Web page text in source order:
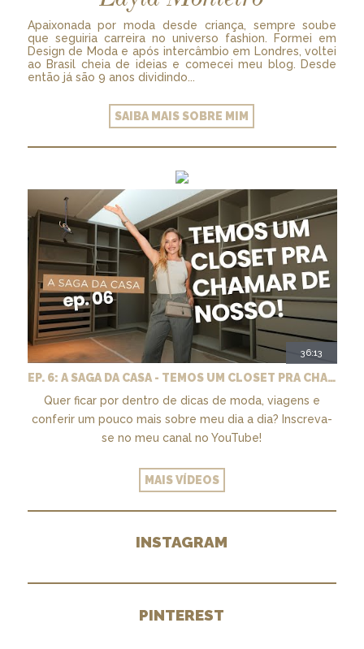
Apaixonada por moda desde criança, sempre soube
que seguiria carreira no universo fashion. Formei em
Design de Moda e após intercâmbio em Londres, voltei
ao Brasil cheia de ideias e comecei meu blog. Desde
então já são 9 anos dividindo...
SAIBA MAIS SOBRE MIM
36:13
EP. 6: A SAGA DA CASA - TEMOS UM CLOSET PRA CHAMAR DE NOSSO + MARCENARIA E PAISAGISMO
Quer ficar por dentro de dicas de moda, viagens e
conferir um pouco mais sobre meu dia a dia? Inscreva-
se no meu canal no YouTube!
MAIS VÍDEOS
INSTAGRAM
PINTEREST